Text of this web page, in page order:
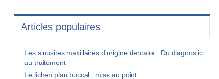
Articles populaires
Les sinusites maxillaires d'origine dentaire : Du diagnostic
au traitement
Le lichen plan buccal : mise au point